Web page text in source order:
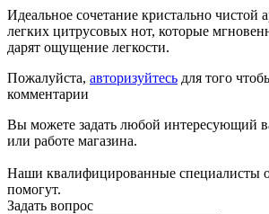
Идеальное сочетание кристально чистой
легких цитрусовых нот, которые
дарят ощущение легкости.
Пожалуйста, авторизуйтесь для того
комментарии
Вы можете задать любой интересующий
или работе магазина.
Наши квалифицированные специалисты
помогут.
Задать вопрос